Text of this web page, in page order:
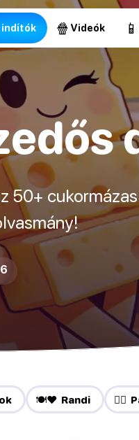
🍿 Videók 📱
50+
🍽️❤️ Randi ❤️‍🔥